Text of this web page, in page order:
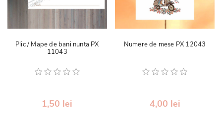
Plic / Mape de bani nunta PX
11043
1,50 lei
Numere de mese PX 12043
4,00 lei